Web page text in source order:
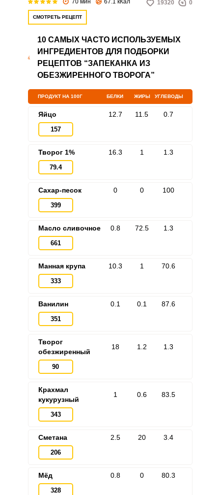
19320 0
СМОТРЕТЬ РЕЦЕПТ
10 САМЫХ ЧАСТО ИСПОЛЬЗУЕМЫХ
ИНГРЕДИЕНТОВ ДЛЯ ПОДБОРКИ
РЕЦЕПТОВ “ЗАПЕКАНКА ИЗ
ОБЕЗЖИРЕННОГО ТВОРОГА”
ПРОДУКТ НА 100Г БЕЛКИ ЖИРЫ УГЛЕВОДЫ
Яйцо
157
12.7 11.5 0.7
Творог 1%
79.4
16.3 1 1.3
Сахар-песок
399
0 0 100
Масло сливочное
661
0.8 72.5 1.3
Манная крупа
333
10.3 1 70.6
Ванилин
351
0.1 0.1 87.6
Творог
обезжиренный
90
18 1.2 1.3
Крахмал
кукурузный
343
1 0.6 83.5
Сметана
206
2.5 20 3.4
Мёд
328
0.8 0 80.3